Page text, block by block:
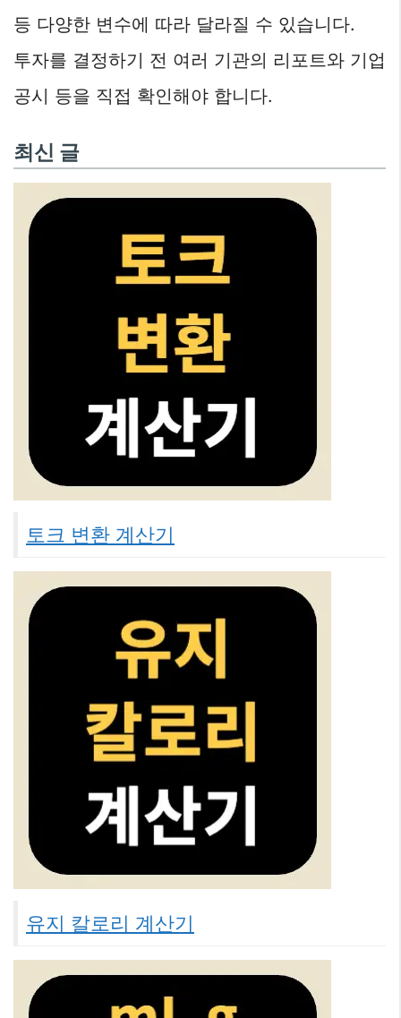
등 다양한 변수에 따라 달라질 수 있습니다.
투자를 결정하기 전 여러 기관의 리포트와 기업
공시 등을 직접 확인해야 합니다.
최신 글
토크 변환 계산기
유지 칼로리 계산기